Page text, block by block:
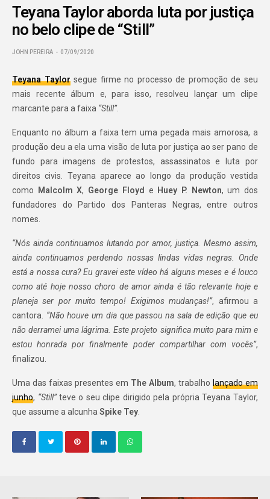
Teyana Taylor aborda luta por justiça
no belo clipe de “Still”
JOHN PEREIRA 07/09/2020
Teyana Taylorsegue firme no processo de promoção de seu
mais recente álbum e, para isso, resolveu lançar um clipe
marcante para a faixa “Still”.
Enquanto no álbum a faixa tem uma pegada mais amorosa, a
produção deu a ela uma visão de luta por justiça ao ser pano de
fundo para imagens de protestos, assassinatos e luta por
direitos civis. Teyana aparece ao longo da produção vestida
como
Malcolm X, George Floyd e Huey P. Newton, um dos
fundadores do Partido dos Panteras Negras, entre outros
nomes.
“Nós ainda continuamos lutando por amor, justiça. Mesmo assim,
ainda continuamos perdendo nossas lindas vidas negras. Onde
está a nossa cura? Eu gravei este vídeo há alguns meses e é louco
como até hoje nosso choro de amor ainda é tão relevante hoje e
planeja ser por muito tempo! Exigimos mudanças!”, afirmou a
cantora. “Não houve um dia que passou na sala de edição que eu
não derramei uma lágrima. Este projeto significa muito para mim e
estou honrada por finalmente poder compartilhar com vocês”,
finalizou.
Uma das faixas presentes em The Album, trabalho lançado em
junho, “Still”teve o seu clipe dirigido pela própria Teyana Taylor,
que assume a alcunhaSpike Tey.